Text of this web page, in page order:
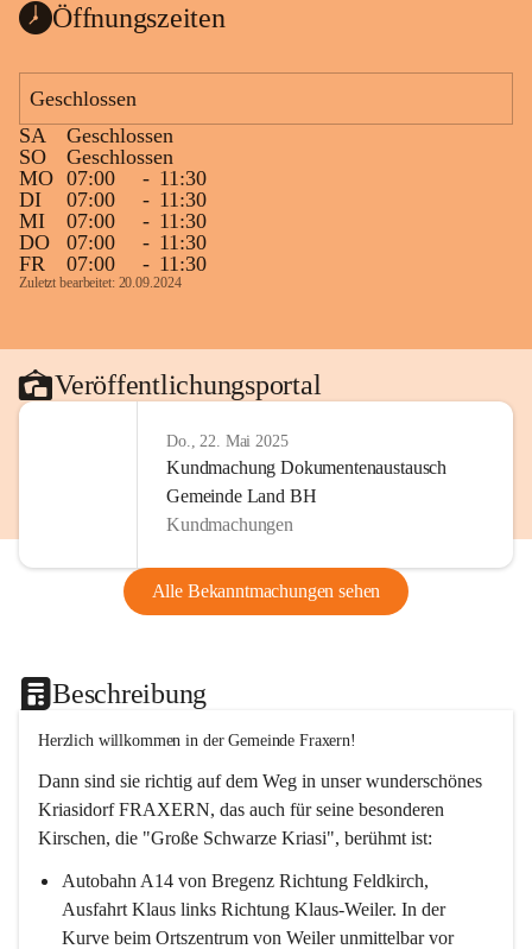
Öffnungszeiten
Geschlossen
SA
Geschlossen
SO
Geschlossen
MO 07:00 - 11:30
DI
07:00 - 11:30
MI
07:00 - 11:30
DO
07:00 - 11:30
FR
07:00 - 11:30
Zuletzt bearbeitet: 20.09.2024
Veröffentlichungsportal
Do., 22. Mai 2025
Kundmachung Dokumentenaustausch
Gemeinde Land BH
Kundmachungen
Alle Bekanntmachungen sehen
Beschreibung
Herzlich willkommen in der Gemeinde Fraxern!
Dann sind sie richtig auf dem Weg in unser wunderschönes
Kriasidorf FRAXERN, das auch für seine besonderen
Kirschen, die "Große Schwarze Kriasi", berühmt ist:
Autobahn A14 von Bregenz Richtung Feldkirch,
Ausfahrt Klaus links Richtung Klaus-Weiler. In der
Kurve beim Ortszentrum von Weiler unmittelbar vor